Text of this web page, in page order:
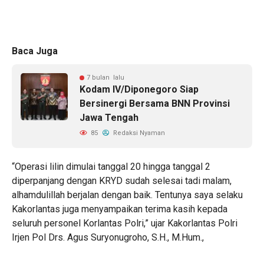
Baca Juga
7 bulan lalu
Kodam IV/Diponegoro Siap
Bersinergi Bersama BNN Provinsi
Jawa Tengah
85 Redaksi Nyaman
“Operasi lilin dimulai tanggal 20 hingga tanggal 2
diperpanjang dengan KRYD sudah selesai tadi malam,
alhamdulillah berjalan dengan baik. Tentunya saya selaku
Kakorlantas juga menyampaikan terima kasih kepada
seluruh personel Korlantas Polri,” ujar Kakorlantas Polri
Irjen Pol Drs. Agus Suryonugroho, S.H., M.Hum.,